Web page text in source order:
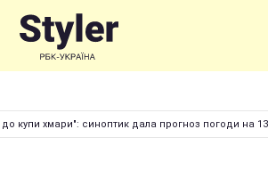
купи хмари": синоптик дала прогноз погоди на